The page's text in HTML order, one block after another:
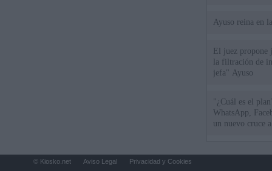
Ayuso reina en
El juez propone
la filtración de
jefa" Ayuso
"¿Cuál es el
WhatsApp,
un nuevo cruce
© Kiosko.net Aviso Legal Privacidad y Cookies